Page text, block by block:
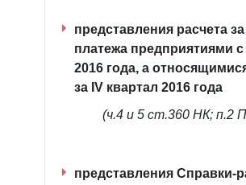
представления расчета
платежа предприятиями
2016 года, а
за IV квартал 2016 года
(ч.4 и 5 ст.360 НК; п.2
представления Справки-